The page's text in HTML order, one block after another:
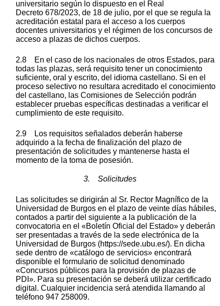
universitario según lo dispuesto en el Real
Decreto 678/2023, de 18 de julio, por el que se regula la
acreditación estatal para el acceso a los cuerpos
docentes universitarios y el régimen de los concursos de
acceso a plazas de dichos cuerpos.
2.8 En el caso de los nacionales de otros Estados, para
todas las plazas, será requisito tener un conocimiento
suficiente, oral y escrito, del idioma castellano. Si en el
proceso selectivo no resultara acreditado el conocimiento
del castellano, las Comisiones de Selección podrán
establecer pruebas específicas destinadas a verificar el
cumplimiento de este requisito.
2.9 Los requisitos señalados deberán haberse
adquirido a la fecha de finalización del plazo de
presentación de solicitudes y mantenerse hasta el
momento de la toma de posesión.
3. Solicitudes
Las solicitudes se dirigirán al Sr. Rector Magnífico de la
Universidad de Burgos en el plazo de veinte días hábiles,
contados a partir del siguiente a la publicación de la
convocatoria en el «Boletín Oficial del Estado» y deberán
ser presentadas a través de la sede electrónica de la
Universidad de Burgos (https://sede.ubu.es/). En dicha
sede dentro de «catálogo de servicios» encontrará
disponible el formulario de solicitud denominado
«Concursos públicos para la provisión de plazas de
PDI». Para su presentación se deberá utilizar certificado
digital. Cualquier incidencia será atendida llamando al
teléfono 947 258009.